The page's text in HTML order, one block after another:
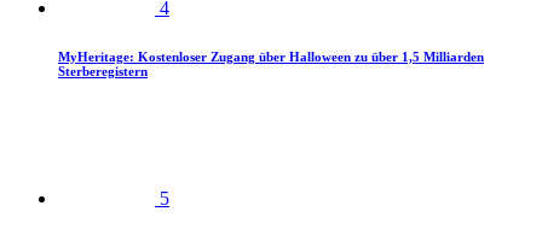
4
MyHeritage: Kostenloser Zugang über Halloween zu über 1,5 Milliarden
Sterberegistern
5